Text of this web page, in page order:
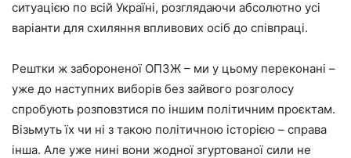
ситуацією по всій Україні, розглядаючи абсолютно усі
варіанти для схиляння впливових осіб до співпраці.
Рештки ж забороненої ОПЗЖ – ми у цьому переконані –
уже до наступних виборів без зайвого розголосу
спробують розповзтися по іншим політичним проєктам.
Візьмуть їх чи ні з такою політичною історією – справа
інша. Але уже нині вони жодної згуртованої сили не